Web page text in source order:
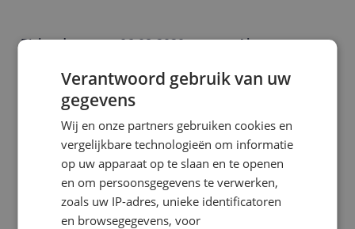
Richard 06-08-2020
Algemene score
Duurzaam
Reviewscore
Gekocht in Kroatië en 3 maanden lang 17 personen
dagelijks gemeten voor het werk. Af en toe dubbel
gecheckt met andere meet apparatuur en
nauwelijks verschil (+/- 0.2 max). Zou hem zo weer
kopen voor 48,-.
Pluspunten
Verantwoord gebruik van uw
gegevens
Wij en onze partners gebruiken cookies en
vergelijkbare technologieën om informatie
op uw apparaat op te slaan en te openen
en om persoonsgegevens te verwerken,
zoals uw IP-adres, unieke identificatoren
en browsegegevens, voor